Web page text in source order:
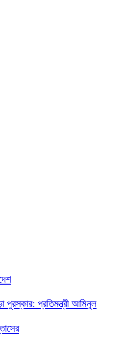
পুরস্কার: প্রতিমন্ত্রী আমিনুল